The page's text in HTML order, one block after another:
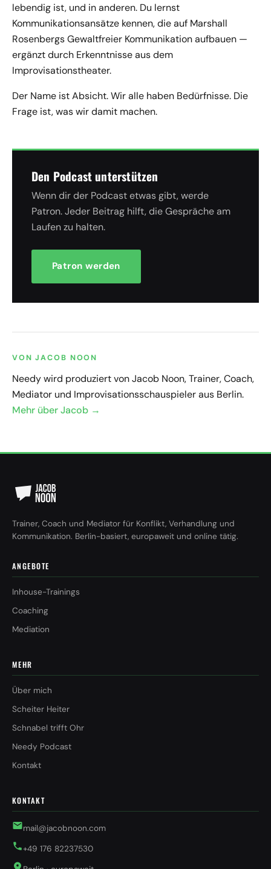
lebendig ist, und in anderen. Du lernst
Kommunikationsansätze kennen, die auf Marshall
Rosenbergs Gewaltfreier Kommunikation aufbauen —
ergänzt durch Erkenntnisse aus dem
Improvisationstheater.
Der Name ist Absicht. Wir alle haben Bedürfnisse. Die
Frage ist, was wir damit machen.
Den Podcast unterstützen
Wenn dir der Podcast etwas gibt, werde
Patron. Jeder Beitrag hilft, die Gespräche am
Laufen zu halten.
Patron werden
VON JACOB NOON
Needy wird produziert von Jacob Noon, Trainer, Coach,
Mediator und Improvisationsschauspieler aus Berlin.
Mehr über Jacob →
Trainer, Coach und Mediator für Konflikt, Verhandlung und
Kommunikation. Berlin-basiert, europaweit und online tätig.
ANGEBOTE
Inhouse-Trainings
Coaching
Mediation
MEHR
Über mich
Scheiter Heiter
Schnabel trifft Ohr
Needy Podcast
Kontakt
KONTAKT
mail@jacobnoon.com
+49 176 82237530